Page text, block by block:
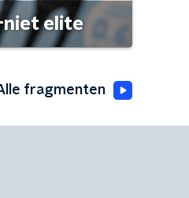
niet elite
fragmenten